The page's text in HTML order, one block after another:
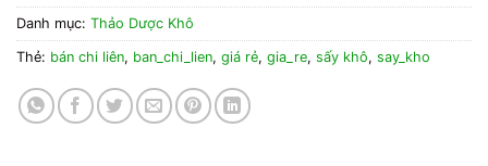
Danh mục: Thảo Dược Khô
Thẻ: bán chi liên, ban_chi_lien, giá rẻ, gia_re, sấy khô, say_kho